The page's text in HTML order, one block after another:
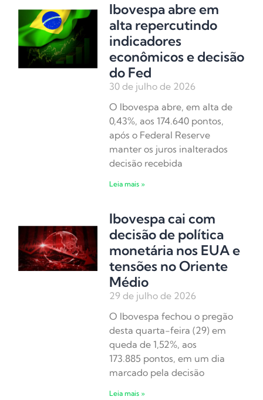
Ibovespa abre em
alta repercutindo
indicadores
econômicos e decisão
do Fed
30 de julho de 2026
O Ibovespa abre, em alta de
0,43%, aos 174.640 pontos,
após o Federal Reserve
manter os juros inalterados
decisão recebida
Leia mais »
Ibovespa cai com
decisão de política
monetária nos EUA e
tensões no Oriente
Médio
29 de julho de 2026
O Ibovespa fechou o pregão
desta quarta-feira (29) em
queda de 1,52%, aos
173.885 pontos, em um dia
marcado pela decisão
Leia mais »